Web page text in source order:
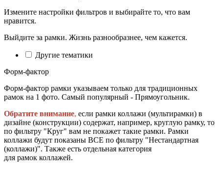
Измените настройки фильтров и выбирайте то, что вам
нравится.
Выйдите за рамки. Жизнь разнообразнее, чем кажется.
Другие тематики
Форм-фактор
Форм-фактор рамки указываем только для традиционных
рамок на 1 фото. Самый популярный - Прямоугольник.
Обратите внимание, если рамки коллажи (мультирамки) в
дизайне (конструкции) содержат, например, круглую рамку, то
по фильтру "Круг" вам не покажет такие рамки. Рамки
коллажи будут показаны ВСЕ по фильтру "Нестандартная
(коллажи)". Также есть отдельная категория
для рамок коллажей.